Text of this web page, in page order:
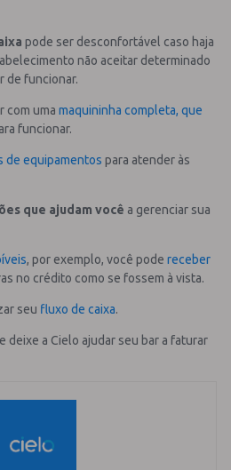
pode ser desconfortável caso haja
não aceitar determinado
de funcionar.
com uma maquininha completa, que
funcionar.
de equipamentos para atender às
que ajudam você a gerenciar sua
, por exemplo, você pode receber
no crédito como se fossem à vista.
seu fluxo de caixa.
e deixe a Cielo ajudar seu bar a faturar